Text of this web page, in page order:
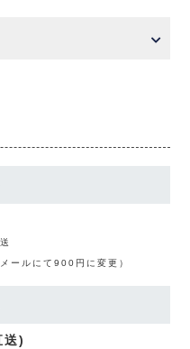
ールにて900円に変更）
送)